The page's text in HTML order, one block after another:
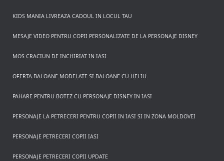
KIDS MANIA LIVREAZA CADOUL IN LOCUL TAU
MESAJE VIDEO PENTRU COPII PERSONALIZATE DE LA PERSONAJE DISNEY
MOS CRACIUN DE INCHIRIAT IN IASI
OFERTA BALOANE MODELATE SI BALOANE CU HELIU
PAHARE PENTRU BOTEZ CU PERSONAJE DISNEY IN IASI
PERSONAJE LA PETRECERI PENTRU COPII IN IASI SI IN ZONA MOLDOVEI
PERSONAJE PETRECERI COPII IASI
PERSONAJE PETRECERI COPII UPDATE